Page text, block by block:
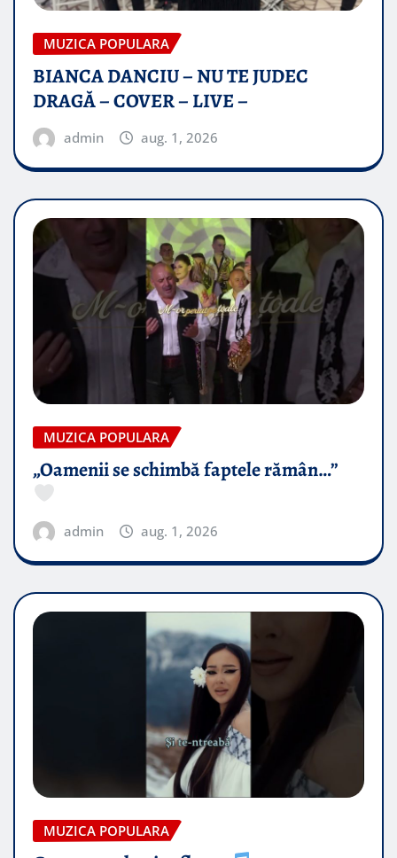
MUZICA POPULARA
BIANCA DANCIU – NU TE JUDEC
DRAGĂ – COVER – LIVE –
admin aug. 1, 2026
MUZICA POPULARA
„Oamenii se schimbă faptele rămân…”
admin aug. 1, 2026
MUZICA POPULARA